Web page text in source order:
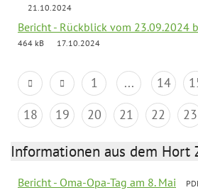
21.10.2024
Bericht - Rückblick vom 23.09.2024
464 kB
17.10.2024
1 ... 14
18
19 20 21 22 23
Informationen aus dem Hort
Bericht - Oma-Opa-Tag am 8. Mai